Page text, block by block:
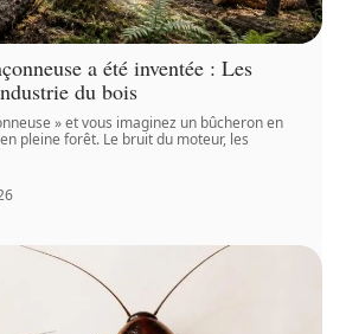
a été inventée : Les
du bois
» et vous imaginez un bûcheron en
pleine forêt. Le bruit du moteur, les